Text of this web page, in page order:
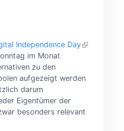
Independence Day
im Monat
zu den
aufgezeigt werden
darum
Eigentümer der
besonders relevant